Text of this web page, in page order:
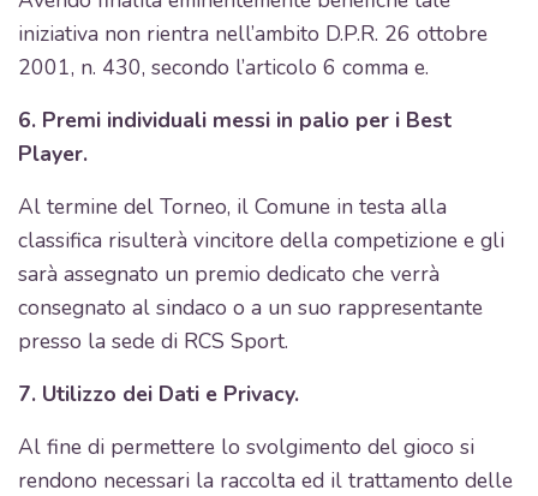
iniziativa non rientra nell’ambito D.P.R. 26 ottobre
2001, n. 430, secondo l’articolo 6 comma e.
6. Premi individuali messi in palio per i Best
Player.
Al termine del Torneo, il Comune in testa alla
classifica risulterà vincitore della competizione e gli
sarà assegnato un premio dedicato che verrà
consegnato al sindaco o a un suo rappresentante
presso la sede di RCS Sport.
7. Utilizzo dei Dati e Privacy.
Al fine di permettere lo svolgimento del gioco si
rendono necessari la raccolta ed il trattamento delle